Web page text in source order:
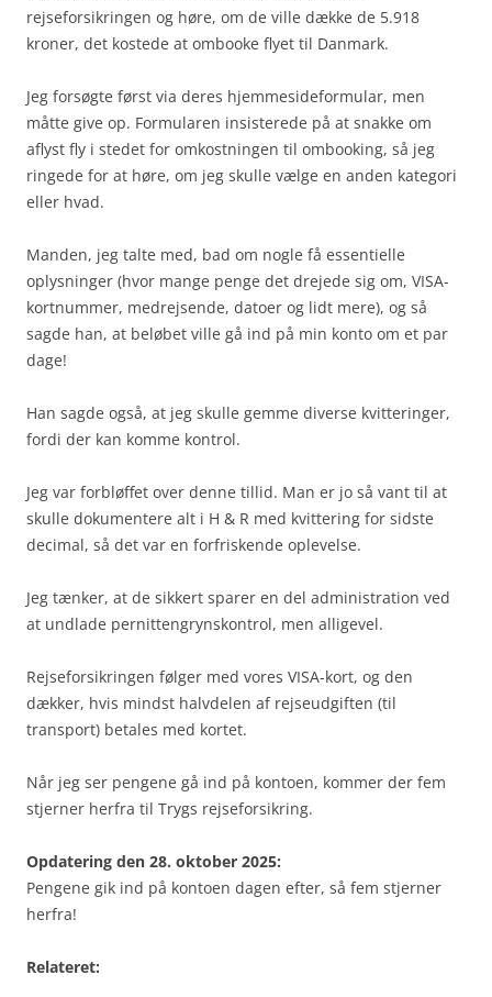
rejseforsikringen og høre, om de ville dække de 5.918
kroner, det kostede at ombooke flyet til Danmark.
Jeg forsøgte først via deres hjemmesideformular, men
måtte give op. Formularen insisterede på at snakke om
aflyst fly i stedet for omkostningen til ombooking, så jeg
ringede for at høre, om jeg skulle vælge en anden kategori
eller hvad.
Manden, jeg talte med, bad om nogle få essentielle
oplysninger (hvor mange penge det drejede sig om, VISA-
kortnummer, medrejsende, datoer og lidt mere), og så
sagde han, at beløbet ville gå ind på min konto om et par
dage!
Han sagde også, at jeg skulle gemme diverse kvitteringer,
fordi der kan komme kontrol.
Jeg var forbløffet over denne tillid. Man er jo så vant til at
skulle dokumentere alt i H & R med kvittering for sidste
decimal, så det var en forfriskende oplevelse.
Jeg tænker, at de sikkert sparer en del administration ved
at undlade pernittengrynskontrol, men alligevel.
Rejseforsikringen følger med vores VISA-kort, og den
dækker, hvis mindst halvdelen af rejseudgiften (til
transport) betales med kortet.
Når jeg ser pengene gå ind på kontoen, kommer der fem
stjerner herfra til Trygs rejseforsikring.
Opdatering den 28. oktober 2025:
Pengene gik ind på kontoen dagen efter, så fem stjerner
herfra!
Relateret: